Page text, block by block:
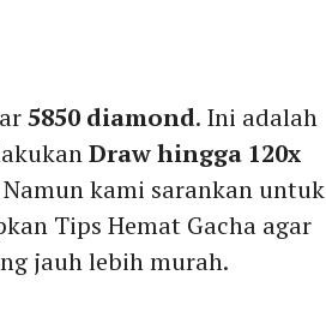
5850 diamond. Ini adalah
Draw hingga 120x
kami sarankan untuk
Tips Hemat Gacha agar
jauh lebih murah.